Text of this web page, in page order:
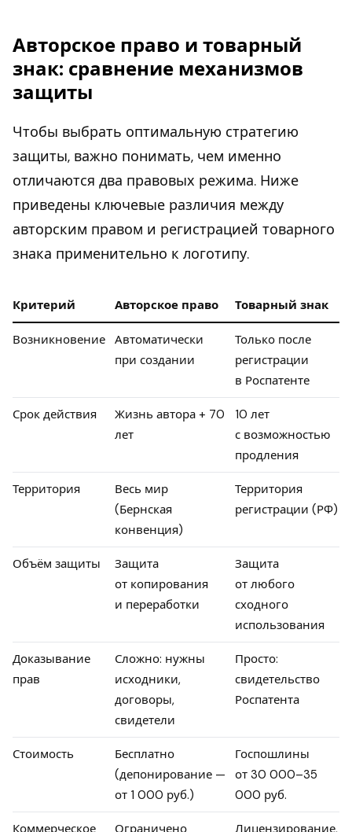
Авторское право и товарный
знак: сравнение механизмов
защиты
Чтобы выбрать оптимальную стратегию
защиты, важно понимать, чем именно
отличаются два правовых режима. Ниже
приведены ключевые различия между
авторским правом и регистрацией товарного
знака применительно к логотипу.
Критерий Авторское право Товарный знак
Возникновение Автоматически
при создании
Только после
регистрации
в Роспатенте
Срок действия
Жизнь автора + 70
лет
10 лет
с возможностью
продления
Территория
Весь мир
(Бернская
конвенция)
Территория
регистрации (РФ)
Объём защиты
Защита
от копирования
и переработки
Защита
от любого
сходного
использования
Доказывание
прав
Сложно: нужны
исходники,
договоры,
свидетели
Просто:
свидетельство
Роспатента
Стоимость
Бесплатно
(депонирование —
от 1 000 руб.)
Госпошлины
от 30 000–35
000 руб.
Коммерческое
Ограничено
Лицензирование,